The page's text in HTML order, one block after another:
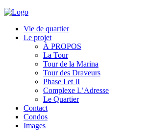
Vie de quartier
Le projet
À PROPOS
La Tour
Tour de la Marina
Tour des Draveurs
Phase I et II
Complexe L’Adresse
Le Quartier
Contact
Condos
Images